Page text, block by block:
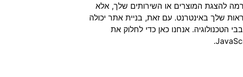
להצגת המוצרים או השירותים שלך, אלא
שלך באינטרנט. עם זאת, בניית אתר יכולה
הטכנולוגיה. אנחנו כאן כדי לחלוק את